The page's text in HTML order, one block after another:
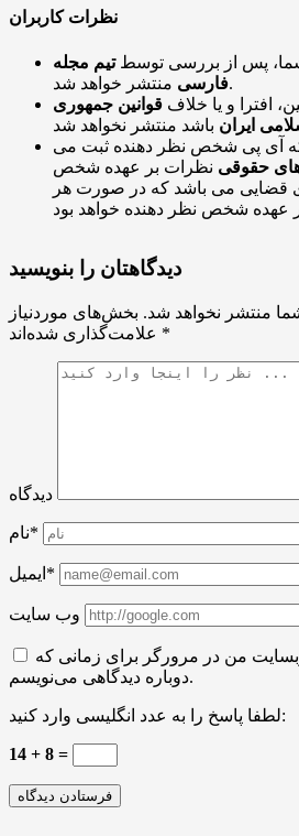
نظرات کاربران
پس از بررسی توسطتیم مجله
فارسیمنتشر خواهد شد.
افترا و یا خلاف قوانین جمهوری
ایران
که آی پی شخص نظر دهنده ثبت می
حقوقی نظرات بر عهده شخص
قضایی می باشد که در صورت هر
دیدگاهتان را بنویسید
منتشر نخواهد شد. بخش‌های موردنیاز
*
دیدگاه
نام*
ایمیل*
وب سایت
من در مرورگر برای زمانی که
دوباره دیدگاهی می‌نویسم.
لطفا پاسخ را به عدد انگلیسی وارد کنید:
14 + 8 =